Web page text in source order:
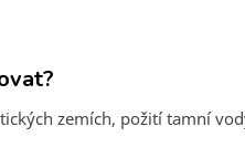
zemích, požití tamní